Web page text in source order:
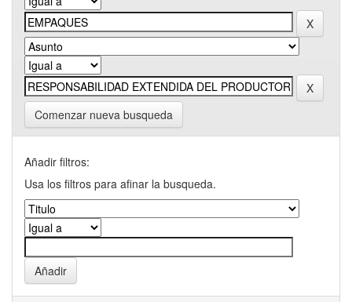
Comenzar nueva busqueda
Añadir filtros:
Usa los filtros para afinar la busqueda.